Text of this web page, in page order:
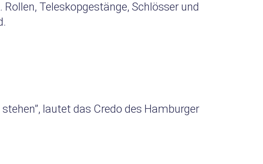
Teleskopgestänge, Schlösser und
lautet das Credo des Hamburger